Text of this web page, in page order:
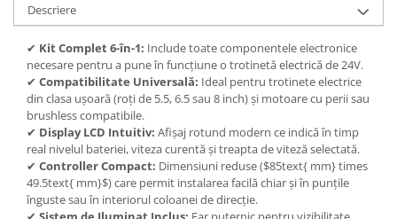
Descriere
✔ Kit Complet 6-în-1: Include toate componentele electronice
necesare pentru a pune în funcțiune o trotinetă electrică de 24V.
✔ Compatibilitate Universală: Ideal pentru trotinete electrice
din clasa ușoară (roți de 5.5, 6.5 sau 8 inch) și motoare cu perii sau
brushless compatibile.
✔ Display LCD Intuitiv: Afișaj rotund modern ce indică în timp
real nivelul bateriei, viteza curentă și treapta de viteză selectată.
✔ Controller Compact: Dimensiuni reduse ($85text{ mm} times
49.5text{ mm}$) care permit instalarea facilă chiar și în punțile
înguste sau în interiorul coloanei de direcție.